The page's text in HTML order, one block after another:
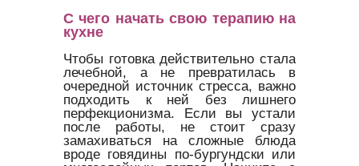
С чего начать свою терапию на
кухне
Чтобы готовка действительно стала
лечебной, а не превратилась в
очередной источник стресса, важно
подходить к ней без лишнего
перфекционизма. Если вы устали
после работы, не стоит сразу
замахиваться на сложные блюда
вроде говядины по-бургундски или